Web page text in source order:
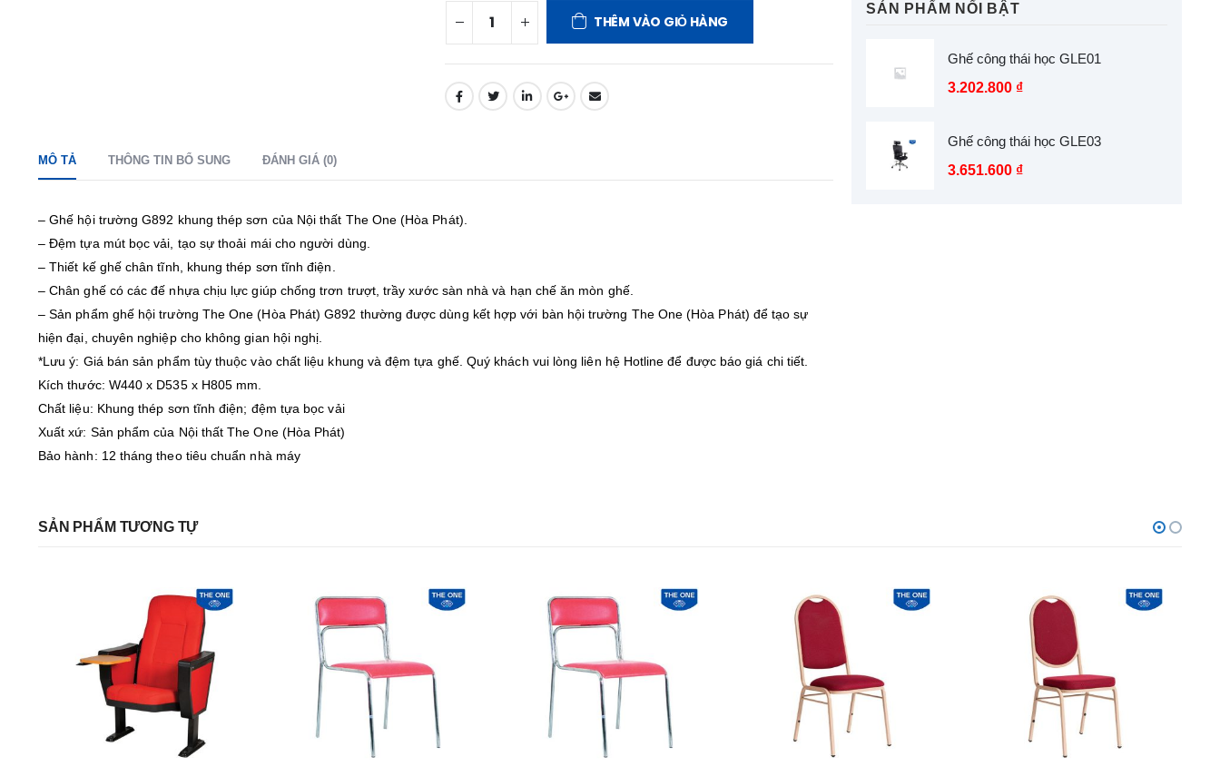
THÊM VÀO GIỎ HÀNG
MÔ TẢ THÔNG TIN BỔ SUNG ĐÁNH GIÁ (0)
– Ghế hội trường G892 khung thép sơn của Nội thất The One (Hòa Phát).
– Đệm tựa mút bọc vải, tạo sự thoải mái cho người dùng.
– Thiết kế ghế chân tĩnh, khung thép sơn tĩnh điện.
– Chân ghế có các đế nhựa chịu lực giúp chống trơn trượt, trầy xước sàn nhà và hạn chế ăn mòn ghế.
– Sản phẩm ghế hội trường The One (Hòa Phát) G892 thường được dùng kết hợp với bàn hội trường The One (Hòa Phát) để tạo sự
hiện đại, chuyên nghiệp cho không gian hội nghị.
*Lưu ý: Giá bán sản phẩm tùy thuộc vào chất liệu khung và đệm tựa ghế. Quý khách vui lòng liên hệ Hotline để được báo giá chi tiết.
Kích thước: W440 x D535 x H805 mm.
Chất liệu: Khung thép sơn tĩnh điện; đệm tựa bọc vải
Xuất xứ: Sản phẩm của Nội thất The One (Hòa Phát)
Bảo hành: 12 tháng theo tiêu chuẩn nhà máy
SẢN PHẨM NỔI BẬT
Ghế công thái học GLE01
3.202.800 ₫
Ghế công thái học GLE03
3.651.600 ₫
SẢN PHẨM TƯƠNG TỰ